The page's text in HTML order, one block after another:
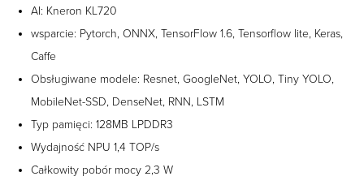
AI: Kneron KL720
wsparcie: Pytorch, ONNX, TensorFlow 1.6, Tensorflow lite, Keras,
Caffe
Obsługiwane modele: Resnet, GoogleNet, YOLO, Tiny YOLO,
MobileNet-SSD, DenseNet, RNN, LSTM
Typ pamięci: 128MB LPDDR3
Wydajność NPU 1,4 TOP/s
Całkowity pobór mocy 2,3 W